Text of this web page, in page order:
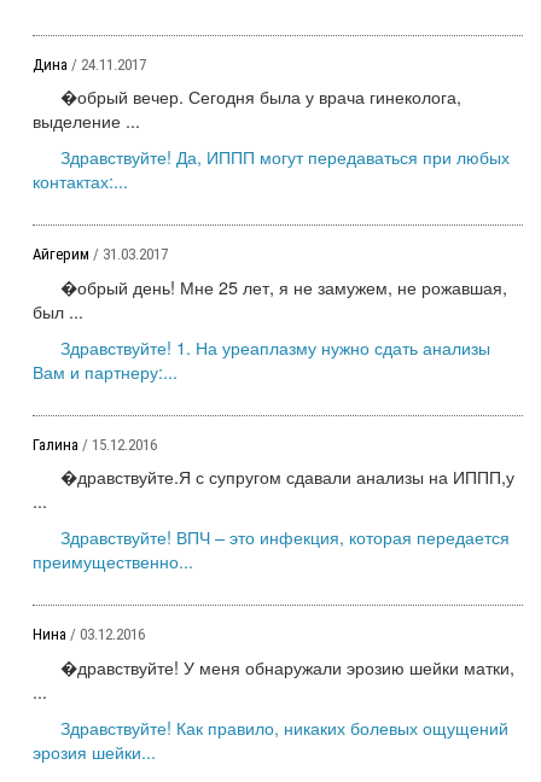
Дина / 24.11.2017
�обрый вечер. Сегодня была у врача гинеколога,
выделение ...
Здравствуйте! Да, ИППП могут передаваться при любых
контактах:...
Айгерим / 31.03.2017
�обрый день! Мне 25 лет, я не замужем, не рожавшая,
был ...
Здравствуйте! 1. На уреаплазму нужно сдать анализы
Вам и партнеру:...
Галина / 15.12.2016
�дравствуйте.Я с супругом сдавали анализы на ИППП,у
...
Здравствуйте! ВПЧ – это инфекция, которая передается
преимущественно...
Нина / 03.12.2016
�дравствуйте! У меня обнаружали эрозию шейки матки,
...
Здравствуйте! Как правило, никаких болевых ощущений
эрозия шейки...